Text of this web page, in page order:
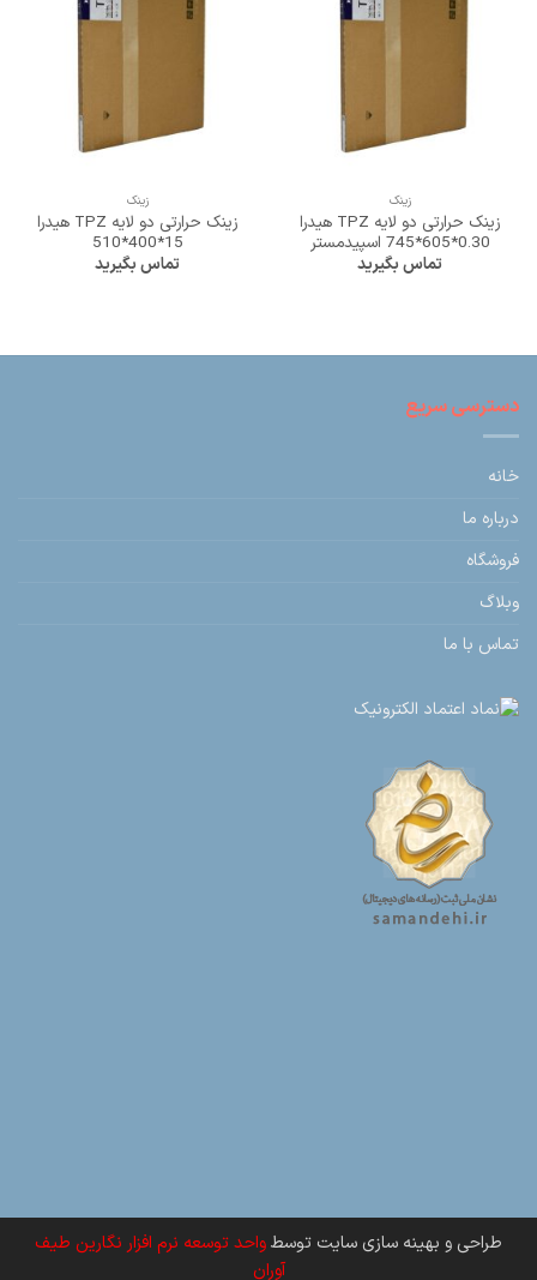
زینک
زینک حرارتی دو لایه TPZ هیدرا
0.30*605*745 اسپیدمستر
تماس بگیرید
زینک
زینک حرارتی دو لایه TPZ هیدرا
15*400*510
تماس بگیرید
دسترسی سریع
خانه
درباره ما
فروشگاه
وبلاگ
تماس با ما
طراحی و بهینه سازی سایت توسطواحد توسعه نرم افزار نگارین طیف
آوران